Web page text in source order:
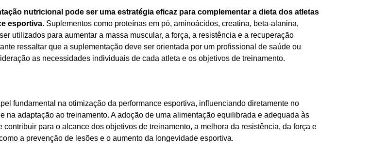
nutricional pode ser uma estratégia eficaz para complementar a dieta dos atletas
esportiva. Suplementos como proteínas em pó, aminoácidos, creatina, beta-alanina,
utilizados para aumentar a massa muscular, a força, a resistência e a recuperação
ressaltar que a suplementação deve ser orientada por um profissional de saúde ou
as necessidades individuais de cada atleta e os objetivos de treinamento.
fundamental na otimização da performance esportiva, influenciando diretamente no
na adaptação ao treinamento. A adoção de uma alimentação equilibrada e adequada às
contribuir para o alcance dos objetivos de treinamento, a melhora da resistência, da força e
a prevenção de lesões e o aumento da longevidade esportiva.